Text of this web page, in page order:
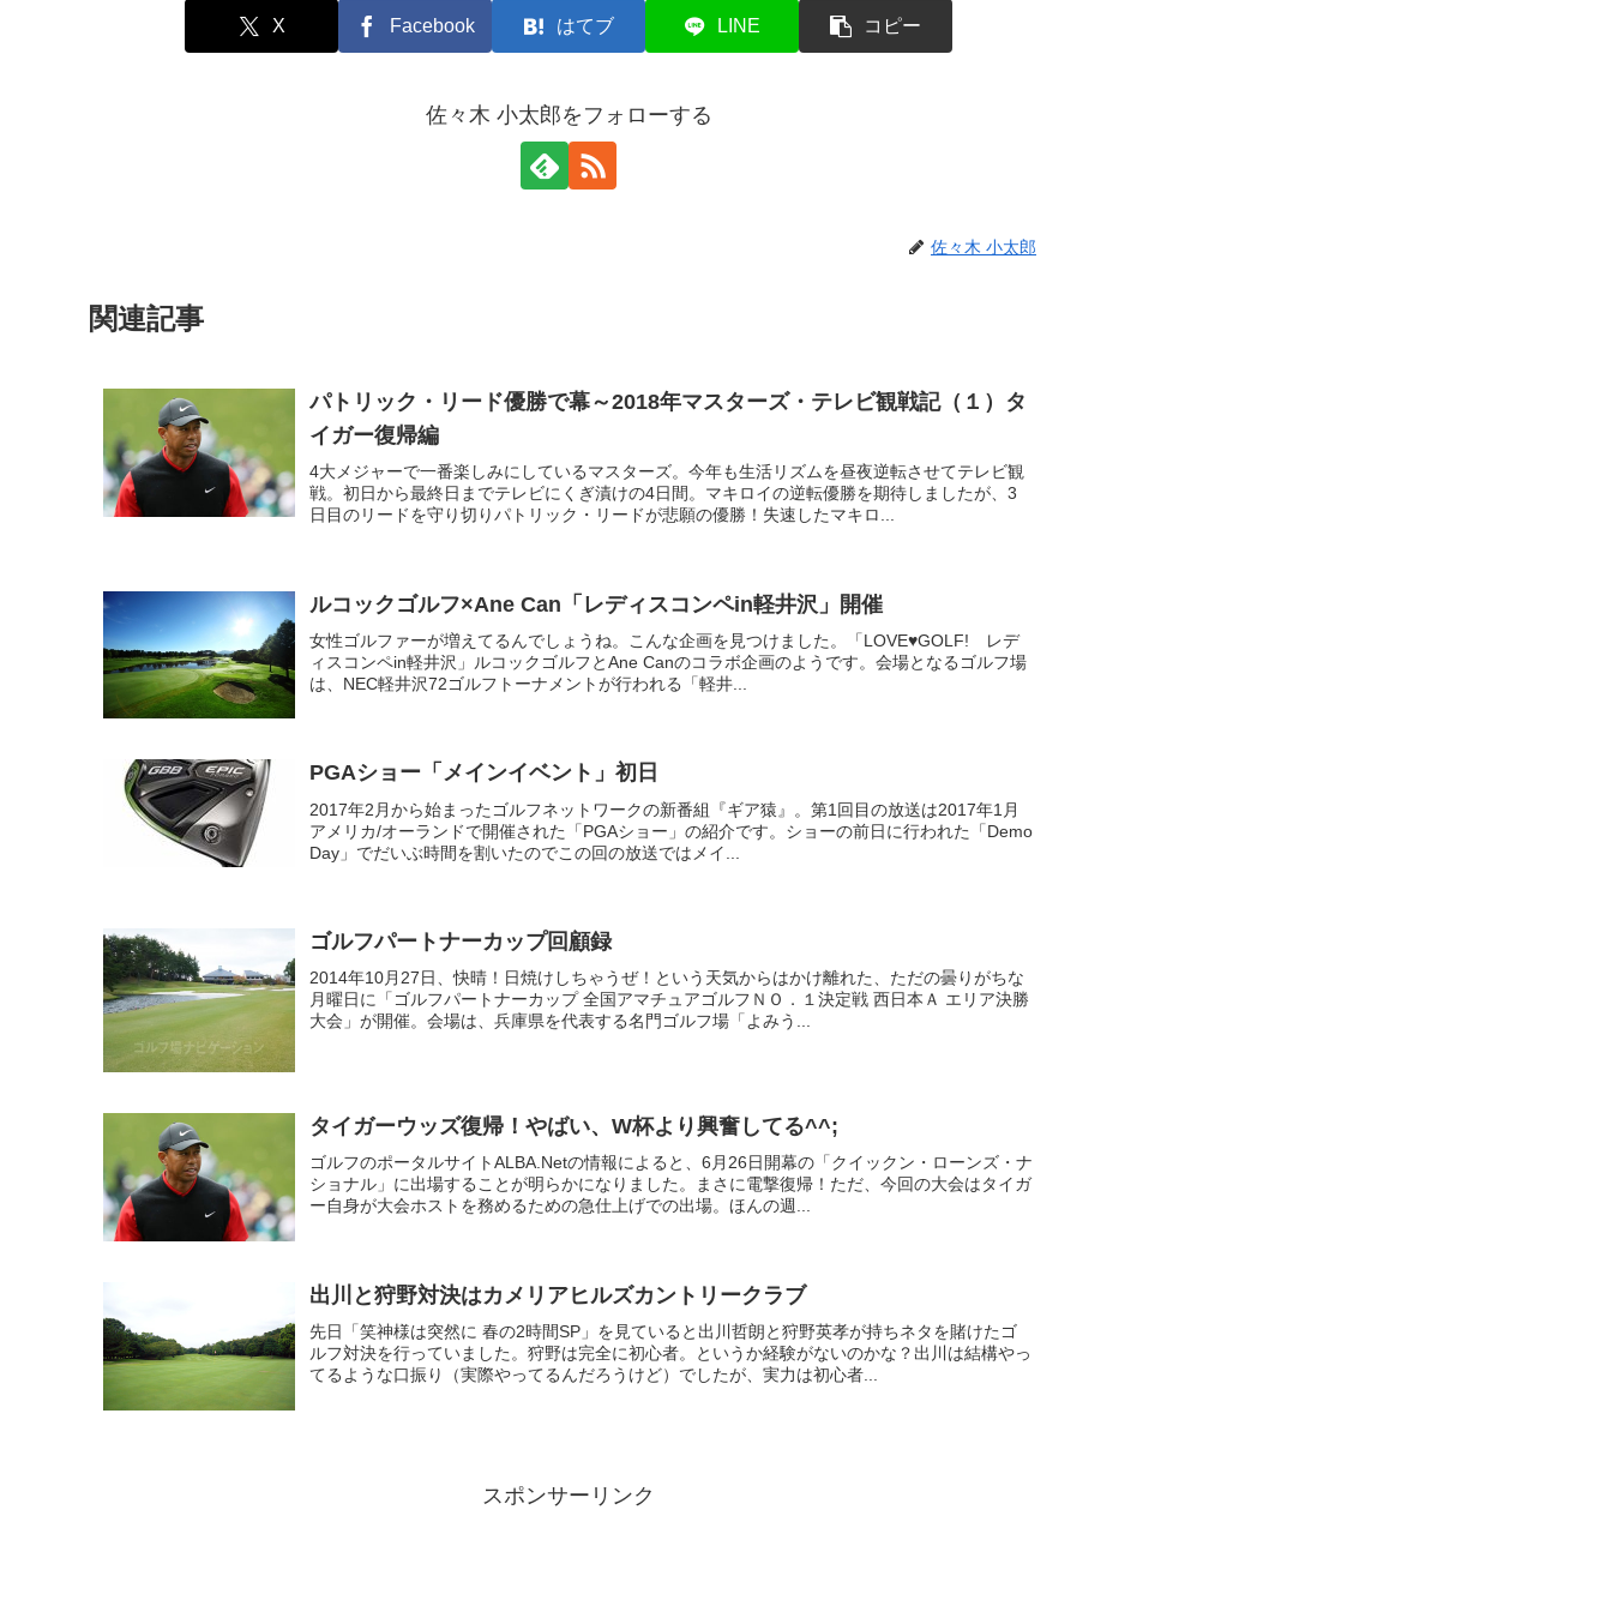
X Facebook はてブ LINE コピー
佐々木 小太郎をフォローする
佐々木 小太郎
関連記事
パトリック・リード優勝で幕～2018年マスターズ・テレビ観戦記（１）タ
イガー復帰編
4大メジャーで一番楽しみにしているマスターズ。今年も生活リズムを昼夜逆転させてテレビ観
戦。初日から最終日までテレビにくぎ漬けの4日間。マキロイの逆転優勝を期待しましたが、3
日目のリードを守り切りパトリック・リードが悲願の優勝！失速したマキロ...
ルコックゴルフ×Ane Can「レディスコンペin軽井沢」開催
女性ゴルファーが増えてるんでしょうね。こんな企画を見つけました。「LOVE♥GOLF! レデ
ィスコンペin軽井沢」ルコックゴルフとAne Canのコラボ企画のようです。会場となるゴルフ場
は、NEC軽井沢72ゴルフトーナメントが行われる「軽井...
PGAショー「メインイベント」初日
2017年2月から始まったゴルフネットワークの新番組『ギア猿』。第1回目の放送は2017年1月
アメリカ/オーランドで開催された「PGAショー」の紹介です。ショーの前日に行われた「Demo
Day」でだいぶ時間を割いたのでこの回の放送ではメイ...
ゴルフパートナーカップ回顧録
2014年10月27日、快晴！日焼けしちゃうぜ！という天気からはかけ離れた、ただの曇りがちな
月曜日に「ゴルフパートナーカップ 全国アマチュアゴルフＮＯ．１決定戦 西日本Ａ エリア決勝
大会」が開催。会場は、兵庫県を代表する名門ゴルフ場「よみう...
タイガーウッズ復帰！やばい、W杯より興奮してる^^;
ゴルフのポータルサイトALBA.Netの情報によると、6月26日開幕の「クイックン・ローンズ・ナ
ショナル」に出場することが明らかになりました。まさに電撃復帰！ただ、今回の大会はタイガ
ー自身が大会ホストを務めるための急仕上げでの出場。ほんの週...
出川と狩野対決はカメリアヒルズカントリークラブ
先日「笑神様は突然に 春の2時間SP」を見ていると出川哲朗と狩野英孝が持ちネタを賭けたゴ
ルフ対決を行っていました。狩野は完全に初心者。というか経験がないのかな？出川は結構やっ
てるような口振り（実際やってるんだろうけど）でしたが、実力は初心者...
スポンサーリンク